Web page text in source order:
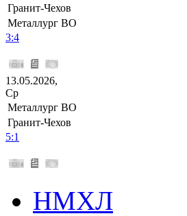
Гранит-Чехов
Металлург ВО
3:4
13.05.2026,
Ср
Металлург ВО
Гранит-Чехов
5:1
НМХЛ